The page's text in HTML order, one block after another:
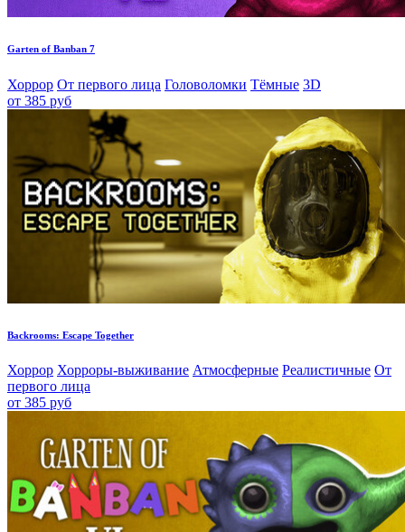
Garten of Banban 7
Хоррор От первого лица Головоломки Тёмные 3D
от 385 руб
Backrooms: Escape Together
Хоррор Хорроры-выживание Атмосферные Реалистичные От
первого лица
от 385 руб